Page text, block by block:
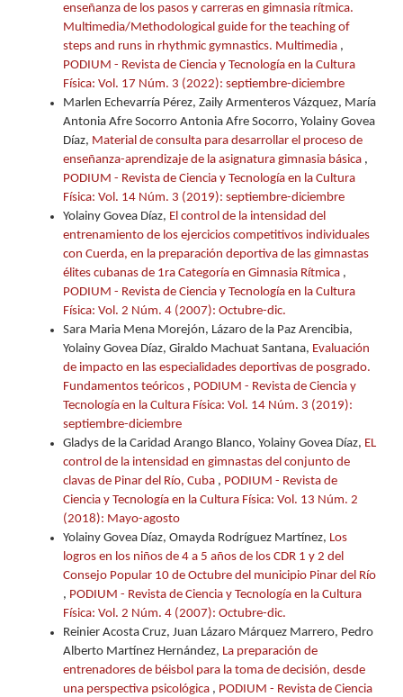
enseñanza de los pasos y carreras en gimnasia rítmica.
Multimedia/Methodological guide for the teaching of
steps and runs in rhythmic gymnastics. Multimedia ,
PODIUM - Revista de Ciencia y Tecnología en la Cultura
Física: Vol. 17 Núm. 3 (2022): septiembre-diciembre
Marlen Echevarría Pérez, Zaily Armenteros Vázquez, María
Antonia Afre Socorro Antonia Afre Socorro, Yolainy Govea
Díaz, Material de consulta para desarrollar el proceso de
enseñanza-aprendizaje de la asignatura gimnasia básica ,
PODIUM - Revista de Ciencia y Tecnología en la Cultura
Física: Vol. 14 Núm. 3 (2019): septiembre-diciembre
Yolainy Govea Díaz, El control de la intensidad del
entrenamiento de los ejercicios competitivos individuales
con Cuerda, en la preparación deportiva de las gimnastas
élites cubanas de 1ra Categoría en Gimnasia Rítmica ,
PODIUM - Revista de Ciencia y Tecnología en la Cultura
Física: Vol. 2 Núm. 4 (2007): Octubre-dic.
Sara Maria Mena Morejón, Lázaro de la Paz Arencibia,
Yolainy Govea Díaz, Giraldo Machuat Santana, Evaluación
de impacto en las especialidades deportivas de posgrado.
Fundamentos teóricos , PODIUM - Revista de Ciencia y
Tecnología en la Cultura Física: Vol. 14 Núm. 3 (2019):
septiembre-diciembre
Gladys de la Caridad Arango Blanco, Yolainy Govea Díaz, EL
control de la intensidad en gimnastas del conjunto de
clavas de Pinar del Río, Cuba , PODIUM - Revista de
Ciencia y Tecnología en la Cultura Física: Vol. 13 Núm. 2
(2018): Mayo-agosto
Yolainy Govea Díaz, Omayda Rodríguez Martínez, Los
logros en los niños de 4 a 5 años de los CDR 1 y 2 del
Consejo Popular 10 de Octubre del municipio Pinar del Río
, PODIUM - Revista de Ciencia y Tecnología en la Cultura
Física: Vol. 2 Núm. 4 (2007): Octubre-dic.
Reinier Acosta Cruz, Juan Lázaro Márquez Marrero, Pedro
Alberto Martínez Hernández, La preparación de
entrenadores de béisbol para la toma de decisión, desde
una perspectiva psicológica , PODIUM - Revista de Ciencia